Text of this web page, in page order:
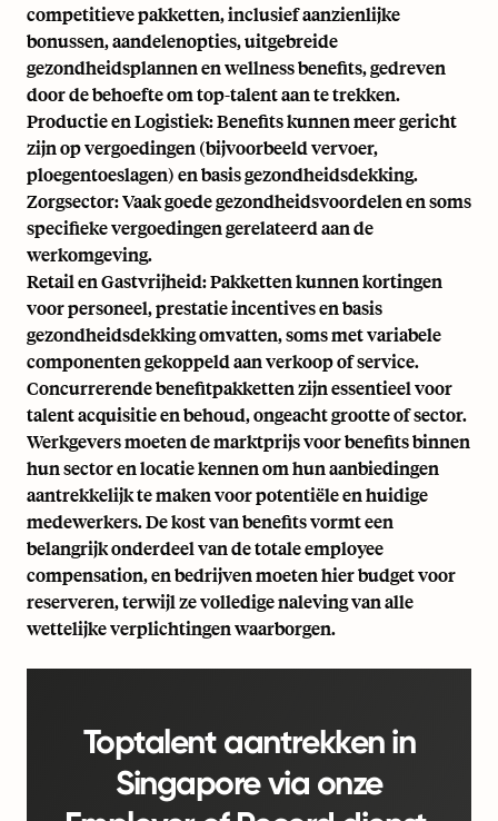
competitieve pakketten, inclusief aanzienlijke
bonussen, aandelenopties, uitgebreide
gezondheidsplannen en wellness benefits, gedreven
door de behoefte om top-talent aan te trekken.
Productie en Logistiek: Benefits kunnen meer gericht
zijn op vergoedingen (bijvoorbeeld vervoer,
ploegentoeslagen) en basis gezondheidsdekking.
Zorgsector: Vaak goede gezondheidsvoordelen en soms
specifieke vergoedingen gerelateerd aan de
werkomgeving.
Retail en Gastvrijheid: Pakketten kunnen kortingen
voor personeel, prestatie incentives en basis
gezondheidsdekking omvatten, soms met variabele
componenten gekoppeld aan verkoop of service.
Concurrerende benefitpakketten zijn essentieel voor
talent acquisitie en behoud, ongeacht grootte of sector.
Werkgevers moeten de marktprijs voor benefits binnen
hun sector en locatie kennen om hun aanbiedingen
aantrekkelijk te maken voor potentiële en huidige
medewerkers. De kost van benefits vormt een
belangrijk onderdeel van de totale employee
compensation, en bedrijven moeten hier budget voor
reserveren, terwijl ze volledige naleving van alle
wettelijke verplichtingen waarborgen.
Toptalent aantrekken in
Singapore via onze